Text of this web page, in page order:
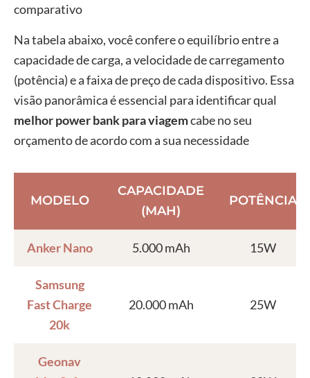
comparativo
Na tabela abaixo, você confere o equilíbrio entre a
capacidade de carga, a velocidade de carregamento
(potência) e a faixa de preço de cada dispositivo. Essa
visão panorâmica é essencial para identificar qual
melhor power bank para viagemcabe no seu
orçamento de acordo com a sua necessidade
MODELO
CAPACIDADE
(MAH)
POTÊNCIA
Anker Nano 5.000 mAh 15W
Samsung
Fast Charge
20k
20.000 mAh 25W
Geonav